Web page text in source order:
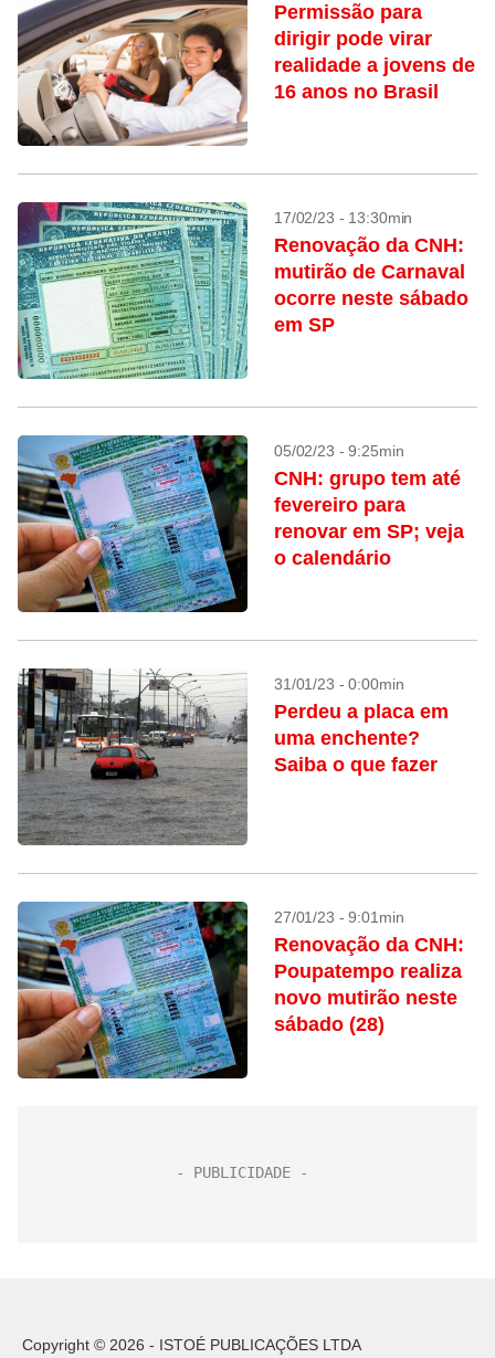
Permissão para
dirigir pode virar
realidade a jovens de
16 anos no Brasil
17/02/23 - 13:30min
Renovação da CNH:
mutirão de Carnaval
ocorre neste sábado
em SP
05/02/23 - 9:25min
CNH: grupo tem até
fevereiro para
renovar em SP; veja
o calendário
31/01/23 - 0:00min
Perdeu a placa em
uma enchente?
Saiba o que fazer
27/01/23 - 9:01min
Renovação da CNH:
Poupatempo realiza
novo mutirão neste
sábado (28)
Copyright © 2026 - ISTOÉ PUBLICAÇÕES LTDA